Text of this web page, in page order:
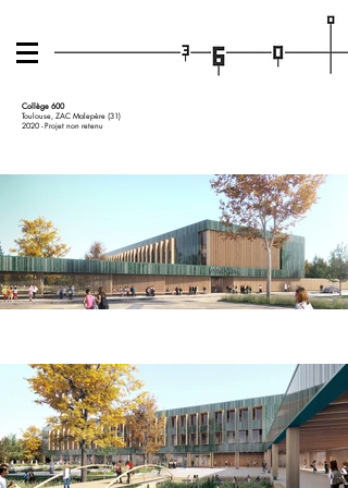
Collège 600
Toulouse, ZAC Malepère (31)
2020 - Projet non retenu